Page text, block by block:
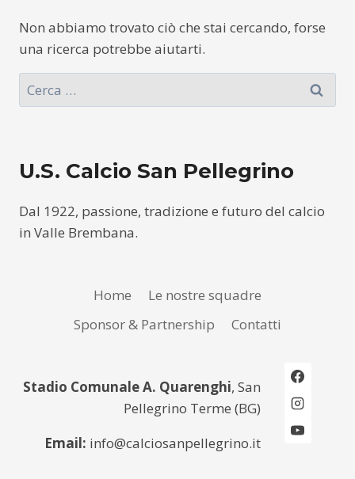
Non abbiamo trovato ciò che stai cercando, forse
una ricerca potrebbe aiutarti.
Ricerca
per:
U.S. Calcio San Pellegrino
Dal 1922, passione, tradizione e futuro del calcio
in Valle Brembana.
Home
Le nostre squadre
Sponsor & Partnership
Contatti
Stadio Comunale A. Quarenghi, San
Pellegrino Terme (BG)
Email: info@calciosanpellegrino.it